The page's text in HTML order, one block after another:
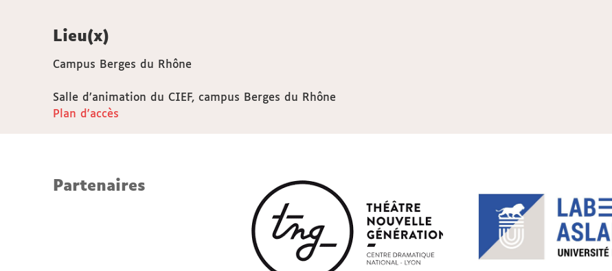
Lieu(x)
Campus Berges du Rhône
Salle d’animation du CIEF, campus Berges du Rhône
Plan d'accès
Partenaires